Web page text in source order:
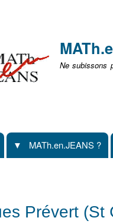
Ne subissons
MATh.en.JEANS ?
Prévert (St